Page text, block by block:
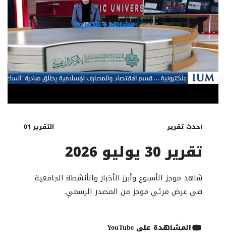
مشاهدة التقرير
أحدث تقرير التقرير 01
تقرير 30 يوليو 2026
شاهد موجز الأسبوع وأبرز الأخبار والأنشطة الجامعية
في عرض مرئي موجز من المصدر الرسمي.
المشاهدة على YouTube